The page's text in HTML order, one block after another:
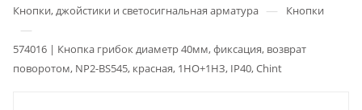
Кнопки, джойстики и светосигнальная арматура — Кнопки
—
574016 | Кнопка грибок диаметр 40мм, фиксация, возврат
поворотом, NP2-BS545, красная, 1НО+1НЗ, IP40, Chint